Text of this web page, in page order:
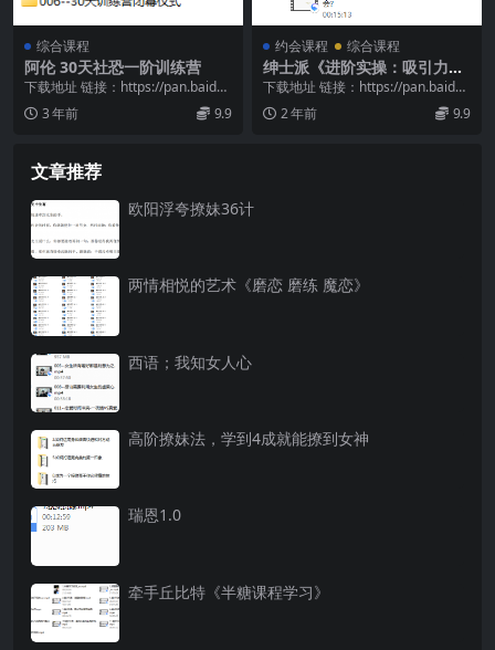
综合课程
阿伦 30天社恐一阶训练营
下载地址 链接：https://pan.baidu.
com/s/1bQzmX80...
3 年前 9.9
约会课程 综合课程
绅士派《进阶实操：吸引力底
层逻辑》
下载地址 链接：https://pan.baidu.
com/s/1I4y7vZ8...
2 年前 9.9
文章推荐
欧阳浮夸撩妹36计
两情相悦的艺术《磨恋 磨练 魔恋》
西语；我知女人心
高阶撩妹法，学到4成就能撩到女神
瑞恩1.0
牵手丘比特《半糖课程学习》